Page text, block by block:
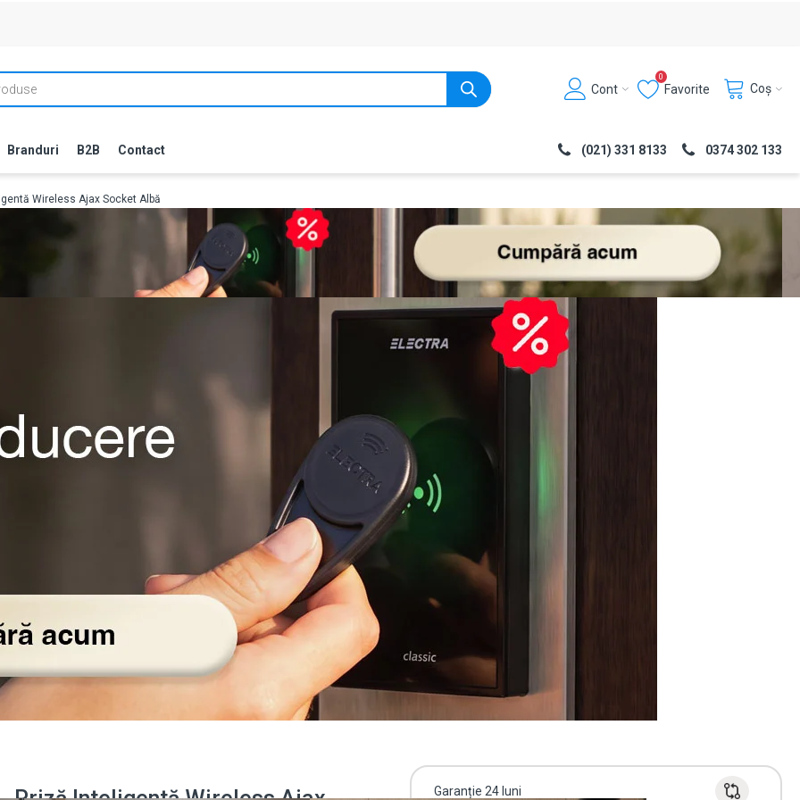
Cont
0
Favorite Coș
Branduri B2B Contact (021) 331 8133 0374 302 133
Wireless Ajax Socket Albă
Garanție 24 luni